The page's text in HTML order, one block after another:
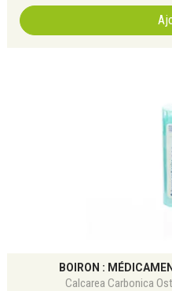
BOIRON :
Calcarea Carbonica